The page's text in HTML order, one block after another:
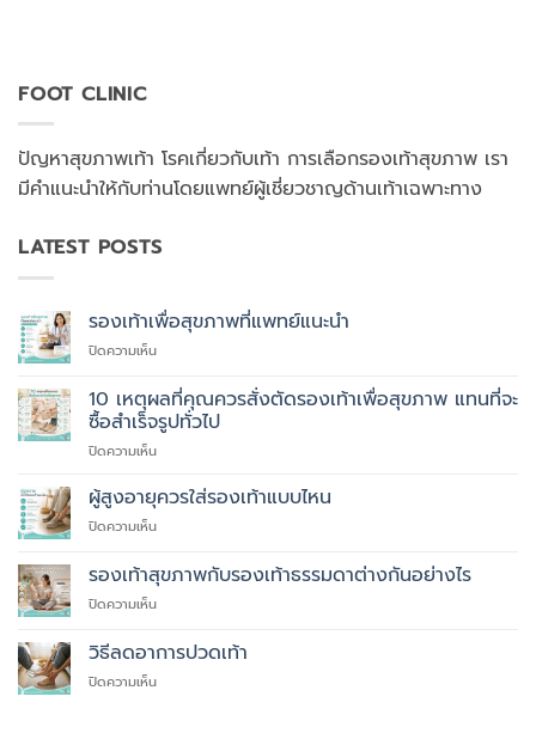
FOOT CLINIC
ปัญหาสุขภาพเท้า โรคเกี่ยวกับเท้า การเลือกรองเท้าสุขภาพ เรา
มีคำแนะนำให้กับท่านโดยแพทย์ผู้เชี่ยวชาญด้านเท้าเฉพาะทาง
LATEST POSTS
รองเท้าเพื่อสุขภาพที่แพทย์แนะนำ
ปิดความเห็นบน
เพื่อ
สุขภาพ
ที่
แพทย์
10 เหตุผลที่คุณควรสั่งตัดรองเท้าเพื่อสุขภาพ แทนที่จะ
ซื้อสำเร็จรูปทั่วไป
ปิดความเห็นบน
เหตุผล
คุณ
สั่ง
ตัด
รองเท้า
สุขภาพ
ผู้สูงอายุควรใส่รองเท้าแบบไหน
ปิดความเห็นบน
สูง
อายุ
ควร
รองเท้า
ไหน
รองเท้าสุขภาพกับรองเท้าธรรมดาต่างกันอย่างไร
ปิดความเห็นบน
สุขภาพ
กับ
รองเท้า
วิธีลดอาการปวดเท้า
ปิดความเห็นบน